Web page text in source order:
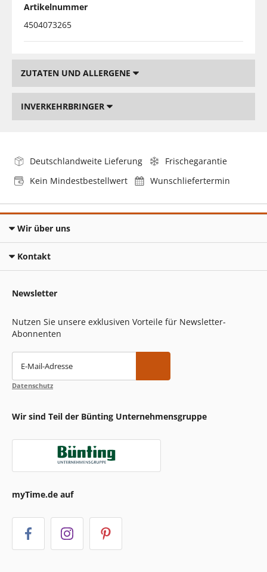
Artikelnummer
4504073265
ZUTATEN UND ALLERGENE
INVERKEHRBRINGER
Deutschlandweite Lieferung
Frischegarantie
Kein Mindestbestellwert
Wunschliefertermin
Wir über uns
Kontakt
Newsletter
Nutzen Sie unsere exklusiven Vorteile für Newsletter-
Abonnenten
E-Mail-Adresse
Datenschutz
Wir sind Teil der Bünting Unternehmensgruppe
myTime.de auf